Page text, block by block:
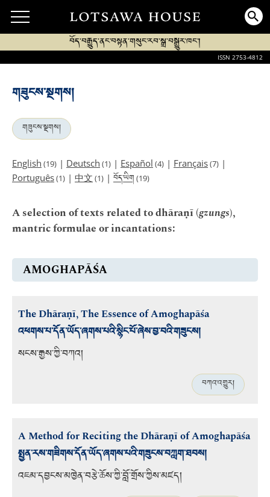
བོད་བརྒྱུད་ནང་བསྟན་གསུང་རབ་སྒྲ་བསྒྱུར་ཁང་།
ISSN 2753-4812
གཟུངས་སྔགས།
གཟུངས་སྔགས།
English (19) | Deutsch (1) | Español (4) | Français(7) |
Português(1) | 中文 (1) | བོད་ཡིག (19)
A selection of texts related to dhāraṇī (gzungs),
mantric formulae or incantations:
AMOGHAPĀŚA
The Dhāraṇī, The Essence of Amoghapāśa
འཕགས་པ་དོན་ཡོད་ཞགས་པའི་སྙིང་པོ་ཞེས་བྱ་བའི་གཟུངས།
སངས་རྒྱས་ཀྱི་བཀའ།
བཀའ་འགྱུར།
A Method for Reciting the Dhāraṇī of Amoghapāśa
སྤྱན་རས་གཟིགས་དོན་ཡོད་ཞགས་པའི་གཟུངས་བཀླག་ཐབས།
འཇམ་དབྱངས་མཁྱེན་བརྩེ་ཆོས་ཀྱི་བློ་གྲོས་ཀྱིས་མཛད།